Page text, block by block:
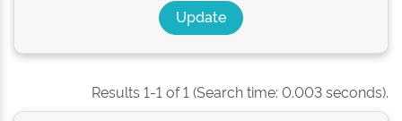
Results 1-1 of 1 (Search time: 0.003 seconds).